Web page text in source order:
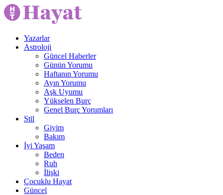
Yazarlar
Astroloji
Güncel Haberler
Günün Yorumu
Haftanın Yorumu
Ayın Yorumu
Aşk Uyumu
Yükselen Burç
Genel Burç Yorumları
Stil
Giyim
Bakım
İyi Yaşam
Beden
Ruh
İlişki
Çocuklu Hayat
Güncel